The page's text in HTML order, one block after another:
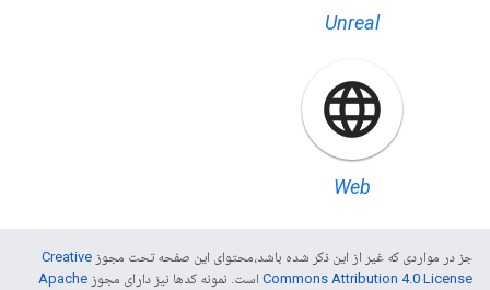
Unreal
Web
جز در مواردی که غیر از این ذکر شده باشد،‌محتوای این صفحه تحت مجوز Creative
Commons Attribution 4.0 License است. نمونه کدها نیز دارای مجوز Apache